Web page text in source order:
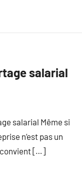
salarial
salarial Même si
n’est pas un
convient […]